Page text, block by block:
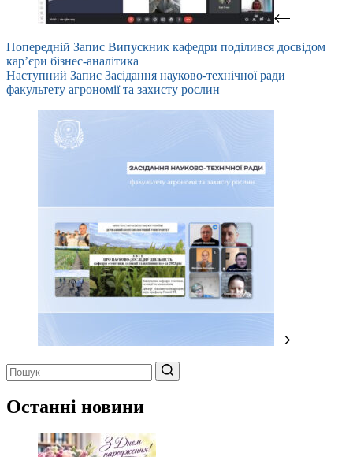
Попередній Запис Випускник кафедри поділився досвідом
кар’єри бізнес-аналітика
Наступний Запис Засідання науково-технічної ради
факультету агрономії та захисту рослин
результатів
Останні новини